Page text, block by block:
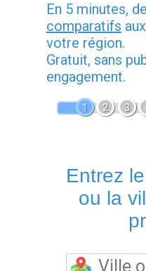
En 5 minutes,
comparatifs aux
votre région.
Gratuit, sans
engagement.
1 2 3
Entrez
ou la